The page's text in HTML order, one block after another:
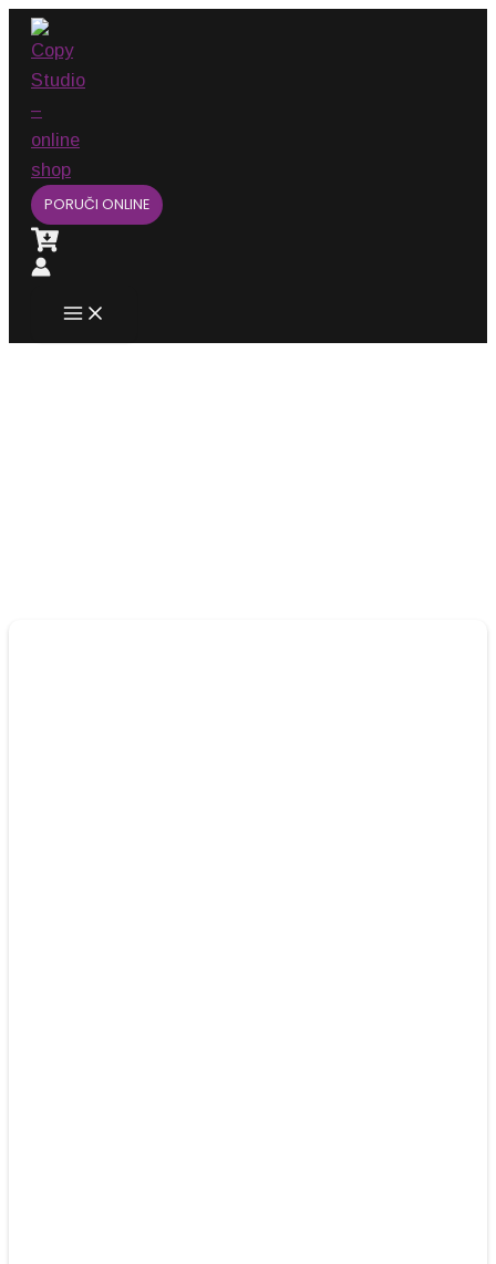
Pređi
sadržaj
PORUČI ONLINE
Main